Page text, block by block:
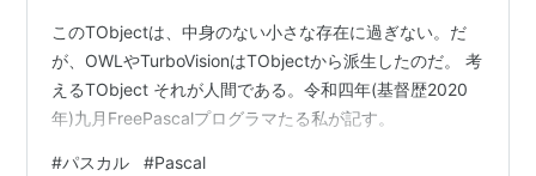
このTObjectは、中身のない小さな存在に過ぎない。だ
が、OWLやTurboVisionはTObjectから派生したのだ。 考
えるTObject それが人間である。令和四年(基督歴2020
年)九月FreePascalプログラマたる私が記す。
#パスカル #Pascal